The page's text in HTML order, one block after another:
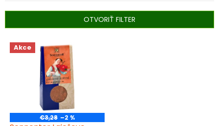
p
o
OTVORIŤ FILTER
V
o
Akce
€3,28 –2 %